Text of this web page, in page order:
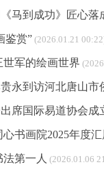
马到成功》匠心落
鉴赏” (2026.01.21
军的绘画世界
永到访河北唐山市
席国际易道协会成
书画院2025年度
第一人 (2026.01.06